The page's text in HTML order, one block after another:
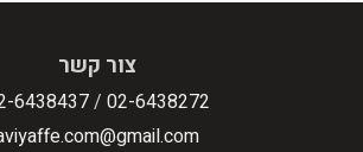
צור קשר
02-6438272
/
6438437